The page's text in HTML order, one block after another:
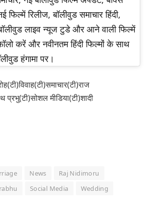
रिलीज, बॉलीवुड समाचार हिंदी,
लाइव न्यूज टुडे और आने वाली फिल्में
करें और नवीनतम हिंदी फिल्मों के साथ
हंगामा पर।
प्रभु(टी)सोशल मीडिया(टी)शादी
News
Raj Nidimoru
Social Media Wedding